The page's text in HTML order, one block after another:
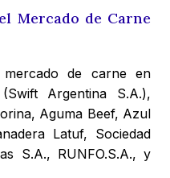
Mercado de Carne
de carne en
Argentina S.A.),
Aguma Beef, Azul
Latuf, Sociedad
S.A., RUNFO.S.A., y